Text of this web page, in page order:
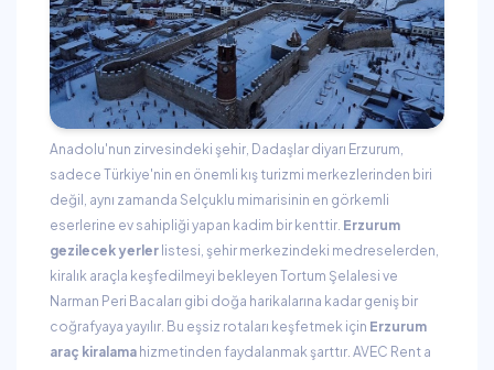
Anadolu'nun zirvesindeki şehir, Dadaşlar diyarı Erzurum,
sadece Türkiye'nin en önemli kış turizmi merkezlerinden biri
değil, aynı zamanda Selçuklu mimarisinin en görkemli
eserlerine ev sahipliği yapan kadim bir kenttir. Erzurum
gezilecek yerler listesi, şehir merkezindeki medreselerden,
kiralık araçla keşfedilmeyi bekleyen Tortum Şelalesi ve
Narman Peri Bacaları gibi doğa harikalarına kadar geniş bir
coğrafyaya yayılır. Bu eşsiz rotaları keşfetmek için Erzurum
araç kiralama hizmetinden faydalanmak şarttır. AVEC Rent a